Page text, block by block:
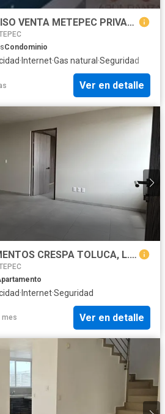
CASA DE UN SOLO PISO VENTA METEPEC PRIVADA
Condominio
· Internet·Gas natural ·Seguridad
Ver en detalle
INVIERTE DEPARTAMENTOS CRESPA TOLUCA, L. TOLEDANO
·Internet·Seguridad
mes Ver en detalle